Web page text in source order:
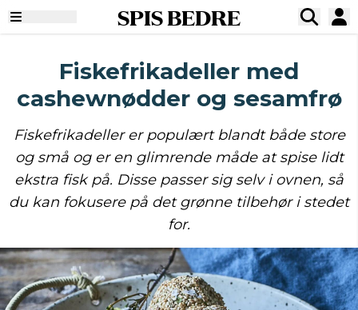
SPIS BEDRE
Fiskefrikadeller med
cashewnødder og sesamfrø
Fiskefrikadeller er populært blandt både store
og små og er en glimrende måde at spise lidt
ekstra fisk på. Disse passer sig selv i ovnen, så
du kan fokusere på det grønne tilbehør i stedet
for.